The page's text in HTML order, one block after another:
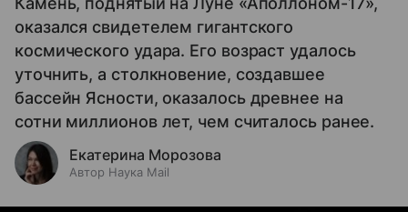
оказался свидетелем гигантского
космического удара. Его возраст удалось
уточнить, а столкновение, создавшее
бассейн Ясности, оказалось древнее на
сотни миллионов лет, чем считалось ранее.
Екатерина Морозова
Автор Наука Mail